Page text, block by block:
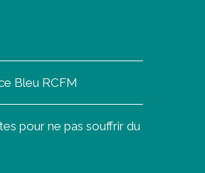
Bleu RCFM
pour ne pas souffrir du